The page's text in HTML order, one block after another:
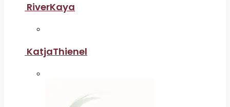
RiverKaya
KatjaThienel